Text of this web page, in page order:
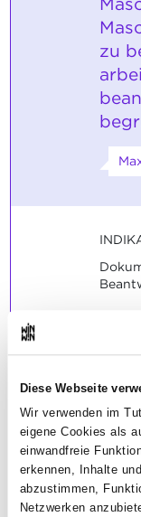
Diese Webseite
Wir verwenden im
eigene Cookies als
einwandfreie
erkennen, Inhalte
abzustimmen,
Netzwerken
zu
Die
Der